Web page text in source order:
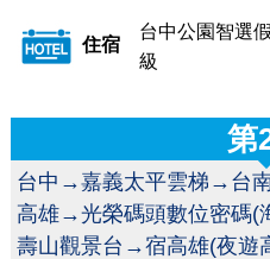
住宿
台中公園智選
級
第
台中→嘉義太平雲梯→台
高雄→光榮碼頭數位密碼(
壽山觀景台→宿高雄(夜遊